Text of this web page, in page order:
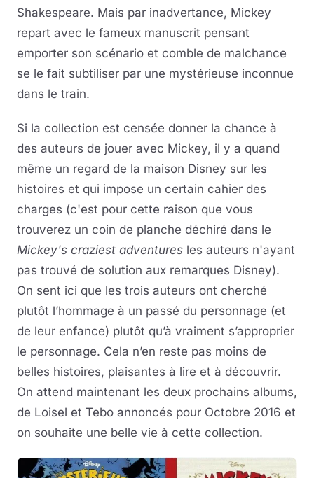
Shakespeare. Mais par inadvertance, Mickey
repart avec le fameux manuscrit pensant
emporter son scénario et comble de malchance
se le fait subtiliser par une mystérieuse inconnue
dans le train.
Si la collection est censée donner la chance à
des auteurs de jouer avec Mickey, il y a quand
même un regard de la maison Disney sur les
histoires et qui impose un certain cahier des
charges (c'est pour cette raison que vous
trouverez un coin de planche déchiré dans le
Mickey's craziest adventures les auteurs n'ayant
pas trouvé de solution aux remarques Disney).
On sent ici que les trois auteurs ont cherché
plutôt l’hommage à un passé du personnage (et
de leur enfance) plutôt qu’à vraiment s’approprier
le personnage. Cela n’en reste pas moins de
belles histoires, plaisantes à lire et à découvrir.
On attend maintenant les deux prochains albums,
de Loisel et Tebo annoncés pour Octobre 2016 et
on souhaite une belle vie à cette collection.